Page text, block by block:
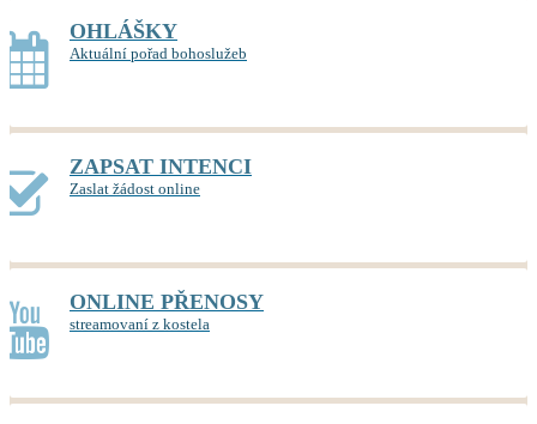
OHLÁŠKY
Aktuální pořad bohoslužeb
ZAPSAT INTENCI
Zaslat žádost online
ONLINE PŘENOSY
streamovaní z kostela